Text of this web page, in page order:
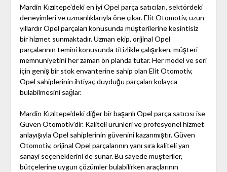
Mardin Kızıltepe'deki en iyi Opel parça satıcıları, sektördeki
deneyimleri ve uzmanlıklarıyla öne çıkar. Elit Otomotiv, uzun
yıllardır Opel parçaları konusunda müşterilerine kesintisiz
bir hizmet sunmaktadır. Uzman ekip, orijinal Opel
parçalarının temini konusunda titizlikle çalışırken, müşteri
memnuniyetini her zaman ön planda tutar. Her model ve seri
için geniş bir stok envanterine sahip olan Elit Otomotiv,
Opel sahiplerinin ihtiyaç duyduğu parçaları kolayca
bulabilmesini sağlar.
Mardin Kızıltepe'deki diğer bir başarılı Opel parça satıcısı ise
Güven Otomotiv'dir. Kaliteli ürünleri ve profesyonel hizmet
anlayışıyla Opel sahiplerinin güvenini kazanmıştır. Güven
Otomotiv, orijinal Opel parçalarının yanı sıra kaliteli yan
sanayi seçeneklerini de sunar. Bu sayede müşteriler,
bütçelerine uygun çözümler bulabilirken araçlarının